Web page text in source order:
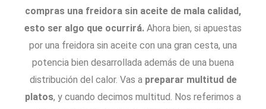
compras una freidora sin aceite de mala calidad,
esto ser algo que ocurrirá. Ahora bien, si apuestas
por una freidora sin aceite con una gran cesta, una
potencia bien desarrollada además de una buena
distribución del calor. Vas a preparar multitud de
platos, y cuando decimos multitud. Nos referimos a